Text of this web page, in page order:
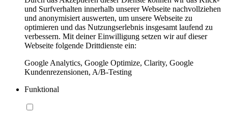
und Surfverhalten innerhalb unserer Webseite nachvollziehen
und anonymisiert auswerten, um unsere Webseite zu
optimieren und das Nutzungserlebnis insgesamt laufend zu
verbessern. Mit deiner Einwilligung setzen wir auf dieser
Webseite folgende Drittdienste ein:
Google Analytics, Google Optimize, Clarity, Google
Kundenrezensionen, A/B-Testing
Funktional